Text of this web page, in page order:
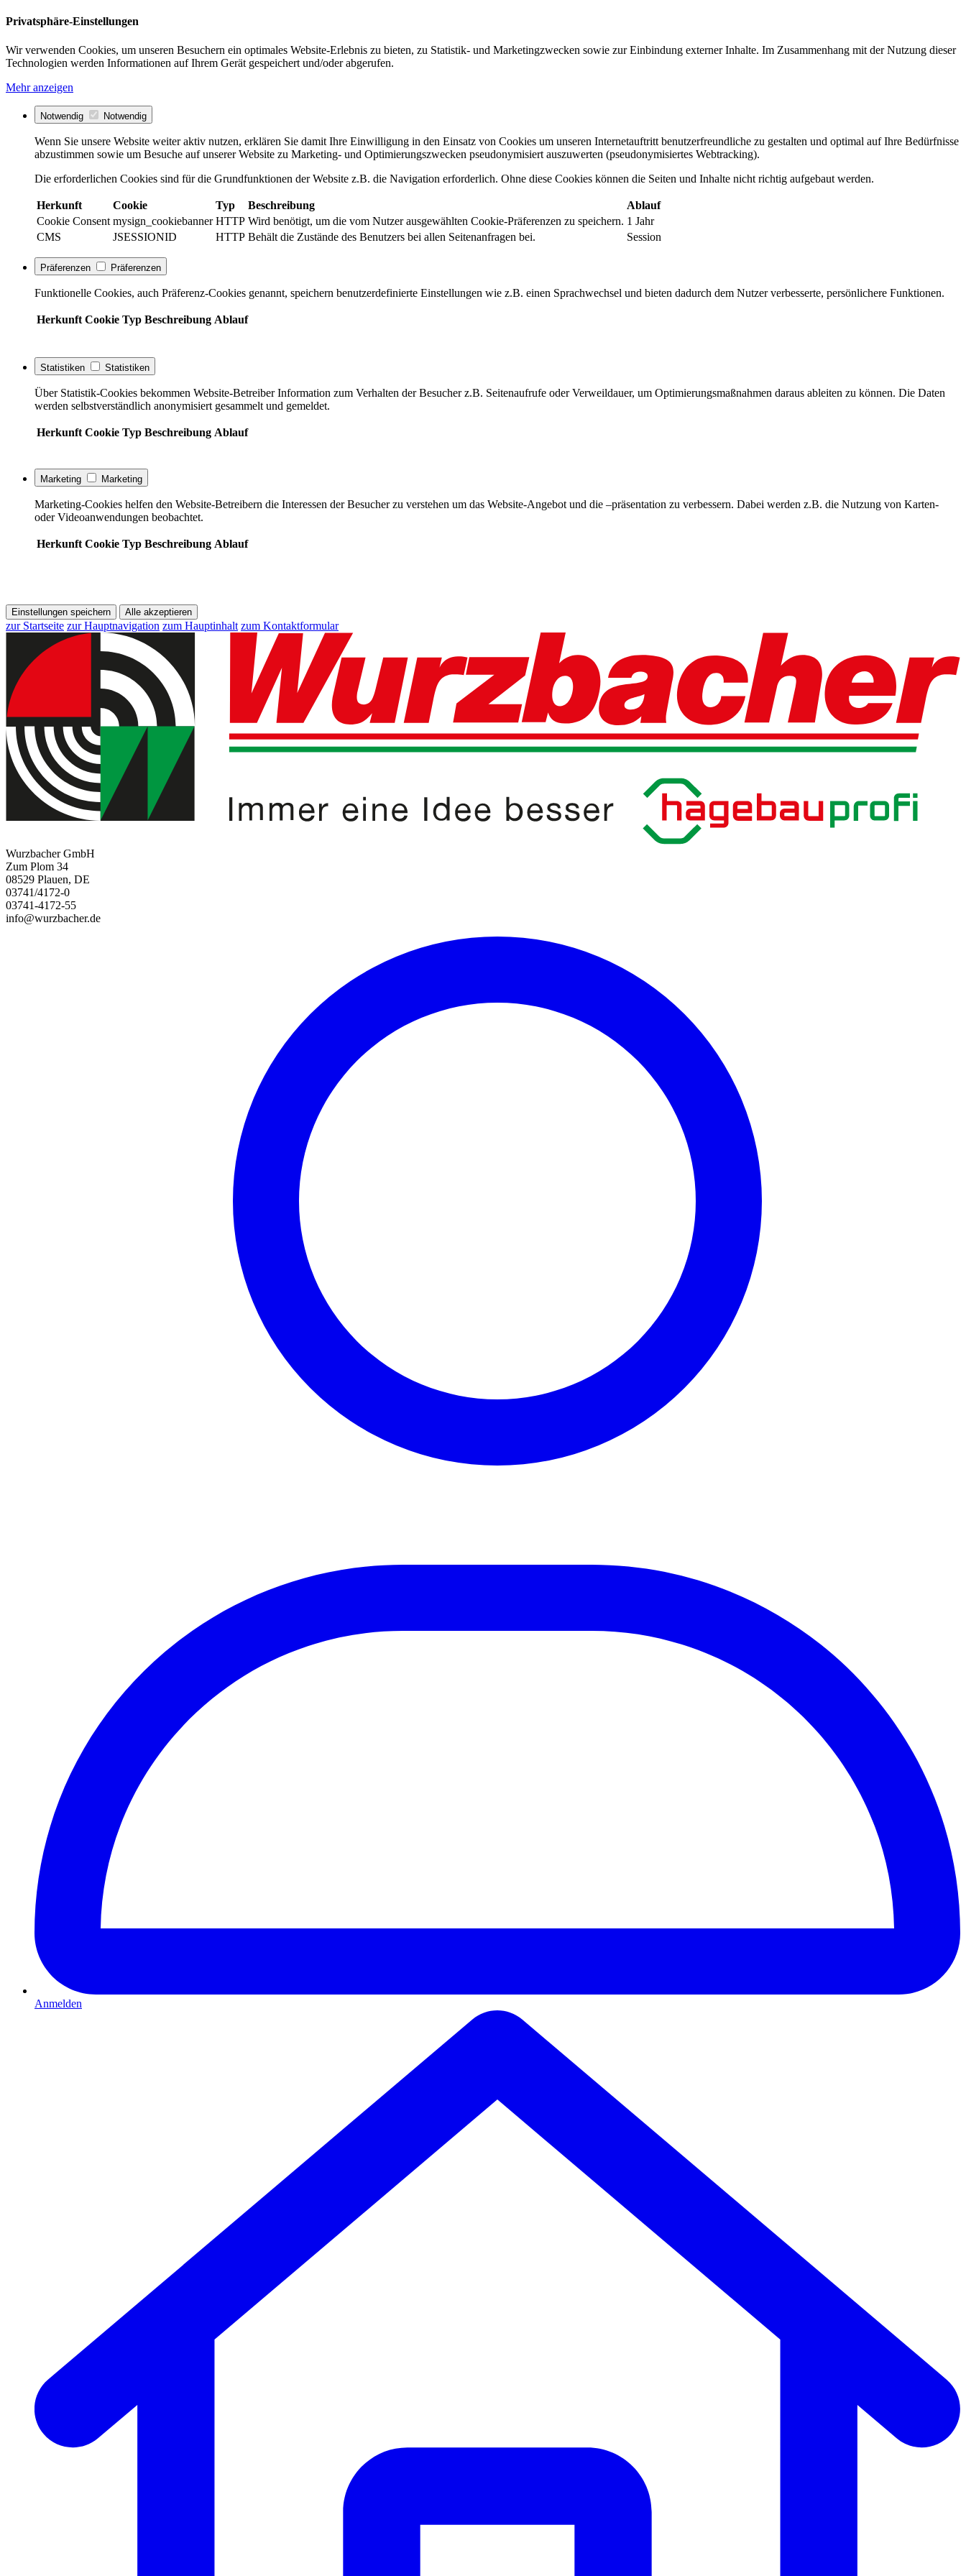
Privatsphäre-Einstellungen
Wir verwenden Cookies, um unseren Besuchern ein optimales Website-Erlebnis zu bieten, zu Statistik- und Marketingzwecken sowie zur Einbindung externer Inhalte. Im Zusammenhang mit der Nutzung dieser
Technologien werden Informationen auf Ihrem Gerät gespeichert und/oder abgerufen.
Mehr anzeigen
Notwendig Notwendig
Wenn Sie unsere Website weiter aktiv nutzen, erklären Sie damit Ihre Einwilligung in den Einsatz von Cookies um unseren Internetauftritt benutzerfreundliche zu gestalten und optimal auf Ihre Bedürfnisse
abzustimmen sowie um Besuche auf unserer Website zu Marketing- und Optimierungszwecken pseudonymisiert auszuwerten (pseudonymisiertes Webtracking).
Die erforderlichen Cookies sind für die Grundfunktionen der Website z.B. die Navigation erforderlich. Ohne diese Cookies können die Seiten und Inhalte nicht richtig aufgebaut werden.
Herkunft Cookie Typ Beschreibung
Ablauf
Cookie Consent mysign_cookiebanner HTTP Wird benötigt, um die vom Nutzer ausgewählten Cookie-Präferenzen zu speichern. 1 Jahr
CMS
JSESSIONID HTTP Behält die Zustände des Benutzers bei allen Seitenanfragen bei. Session
Präferenzen Präferenzen
Funktionelle Cookies, auch Präferenz-Cookies genannt, speichern benutzerdefinierte Einstellungen wie z.B. einen Sprachwechsel und bieten dadurch dem Nutzer verbesserte, persönlichere Funktionen.
Herkunft Cookie Typ Beschreibung Ablauf
Statistiken Statistiken
Über Statistik-Cookies bekommen Website-Betreiber Information zum Verhalten der Besucher z.B. Seitenaufrufe oder Verweildauer, um Optimierungsmaßnahmen daraus ableiten zu können. Die Daten
werden selbstverständlich anonymisiert gesammelt und gemeldet.
Herkunft Cookie Typ Beschreibung Ablauf
Marketing Marketing
Marketing-Cookies helfen den Website-Betreibern die Interessen der Besucher zu verstehen um das Website-Angebot und die –präsentation zu verbessern. Dabei werden z.B. die Nutzung von Karten-
oder Videoanwendungen beobachtet.
Herkunft Cookie Typ Beschreibung Ablauf
Einstellungen speichern Alle akzeptieren
zur Startseite zur Hauptnavigation zum Hauptinhalt zum Kontaktformular
Wurzbacher GmbH
Zum Plom 34
08529 Plauen, DE
03741/4172-0
03741-4172-55
info@wurzbacher.de
Anmelden